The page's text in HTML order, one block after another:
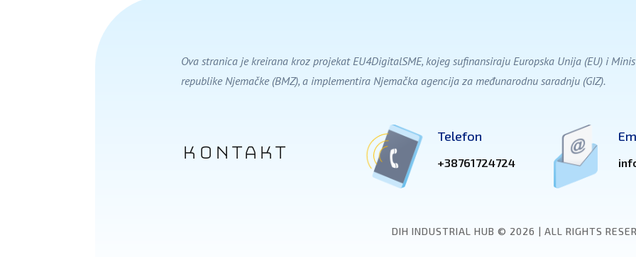
Ova stranica je kreirana kroz projekat EU4DigitalSME, kojeg sufinansiraju Europska Unija (EU) i
republike Njemačke (BMZ), a implementira Njemačka agencija za međunarodnu saradnju (GIZ).
Kontakt
Telefon
+38761724724
DIH INDUSTRIAL HUB © 2026 | ALL RIGHTS